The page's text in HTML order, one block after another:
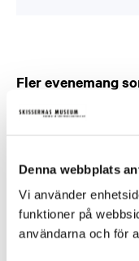
Denna webbplats
Vi använder
funktioner på
användarna och för
Fler evenemang